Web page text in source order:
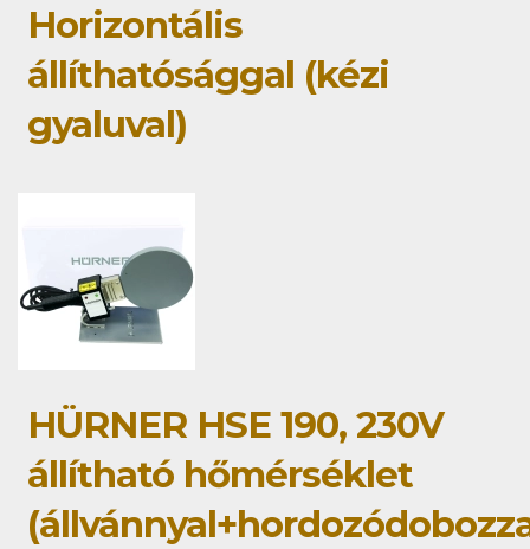
Horizontális
állíthatósággal (kézi
gyaluval)
HÜRNER HSE 190, 230V
állítható hőmérséklet